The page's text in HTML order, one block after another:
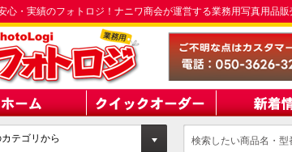
心・実績のフォトロジ！ナニワ商会が運営する業務用写真用品販
検索したい商品名・